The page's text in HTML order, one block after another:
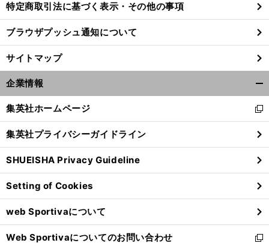
特定商取引法に基づく表示・その他の事項
ブラウザプッシュ通知について
サイトマップ
企業情報
閉
る
集英社ホームページ
新
し
い
ウ
ィ
ン
ド
ウ
で
開
く
集英社プライバシーガイドライン
SHUEISHA Privacy Guideline
Setting of Cookies
web Sportivaについて
Web Sportivaについてのお問い合わせ
新